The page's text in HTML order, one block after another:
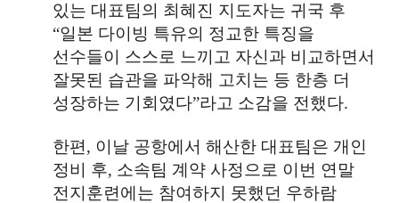
있는 대표팀의 최혜진 지도자는 귀국 후
“일본 다이빙 특유의 정교한 특징을
선수들이 스스로 느끼고 자신과 비교하면서
잘못된 습관을 파악해 고치는 등 한층 더
성장하는 기회였다”라고 소감을 전했다.
한편 , 이날 공항에서 해산한 대표팀은 개인
정비 후, 소속팀 계약 사정으로 이번 연말
전지훈련에는 참여하지 못했던 우하람